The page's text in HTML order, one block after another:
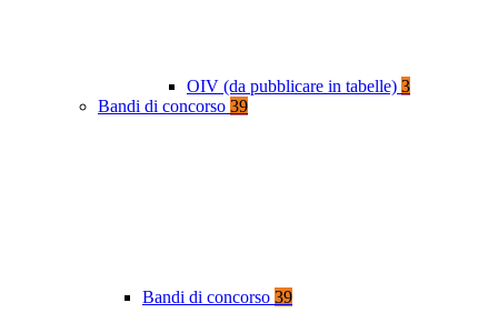
OIV (da pubblicare in tabelle) 3
Bandi di concorso 39
Bandi di concorso 39